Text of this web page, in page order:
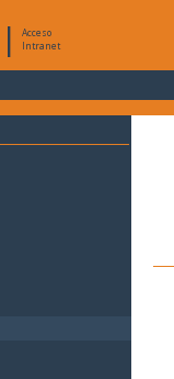
|
Acceso
Intranet